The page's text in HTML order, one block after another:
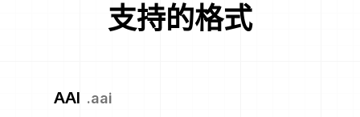
支持的格式
AAI .aai